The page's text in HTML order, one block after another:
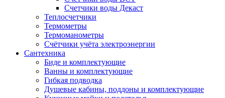
Счетчики воды Декаст
Теплосчетчики
Термометры
Термоманометры
Счётчики учёта электроэнергии
Сантехника
Биде и комплектующие
Ванны и комплектующие
Гибкая подводка
Душевые кабины, поддоны и комплектующие